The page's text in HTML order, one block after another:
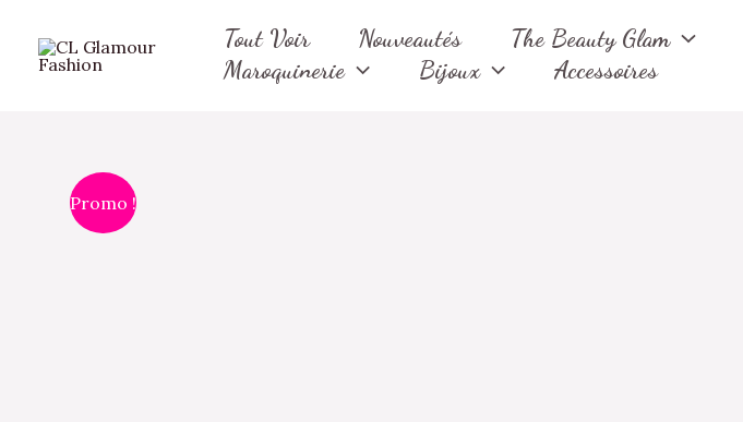
contenu
Tout Voir Nouveautés The Beauty Glam
Maroquinerie
Bijoux Accessoires
Promo !